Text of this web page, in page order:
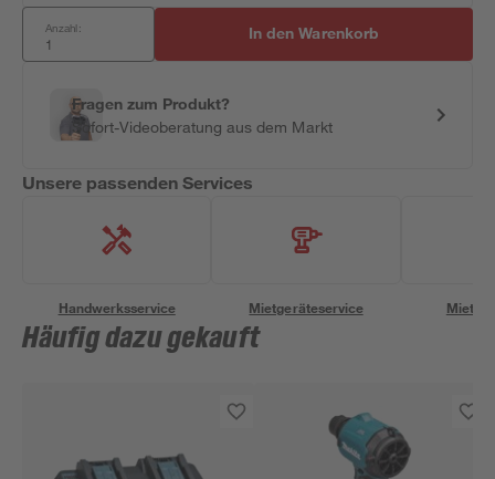
Anzahl: In den Warenkorb
Fragen zum Produkt?
Sofort-Videoberatung aus dem Markt
Unsere passenden Services
Handwerksservice Mietgeräteservice
Häufig dazu gekauft